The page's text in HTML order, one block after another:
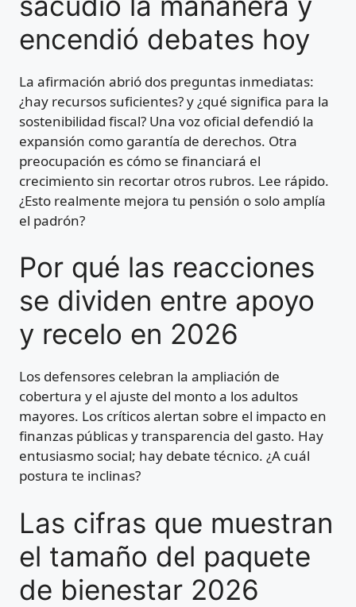
encendió debates hoy
La afirmación abrió dos preguntas inmediatas:
¿hay recursos suficientes? y ¿qué significa para la
sostenibilidad fiscal? Una voz oficial defendió la
expansión como garantía de derechos. Otra
preocupación es cómo se financiará el
crecimiento sin recortar otros rubros. Lee rápido.
¿Esto realmente mejora tu pensión o solo amplía
el padrón?
Por qué las reacciones
se dividen entre apoyo
y recelo en 2026
Los defensores celebran la ampliación de
cobertura y el ajuste del monto a los adultos
mayores. Los críticos alertan sobre el impacto en
finanzas públicas y transparencia del gasto. Hay
entusiasmo social; hay debate técnico. ¿A cuál
postura te inclinas?
Las cifras que muestran
el tamaño del paquete
de bienestar 2026